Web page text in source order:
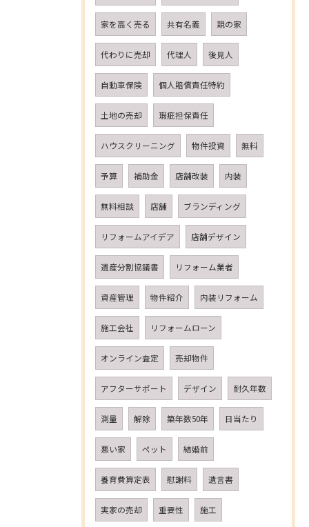
家を高く売る 共有名義 親の家
代わりに売却 代理人 後見人
自動車保険 個人賠償責任特約
土地の売却 瑕疵担保責任
ハウスクリーニング 物件投資 無料
予算 補助金 店舗改装 内装
無料相談 店舗 ブランディング
リフォームアイデア 店舗デザイン
遺産分割協議書 リフォーム業者
資産管理 物件紹介 内装リフォーム
施工会社 リフォームローン
オンライン査定 売却物件
アフターサポート デザイン 耐久年数
測量 解除 築年数50年 日当たり
悪い家 ペット 結婚前
養育費算定表 慰謝料 遺言書
実家の売却 重要性 施工